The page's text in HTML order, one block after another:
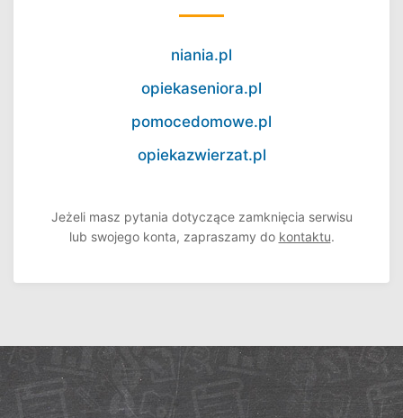
niania.pl
opiekaseniora.pl
pomocedomowe.pl
opiekazwierzat.pl
Jeżeli masz pytania dotyczące zamknięcia serwisu
lub swojego konta, zapraszamy do kontaktu.